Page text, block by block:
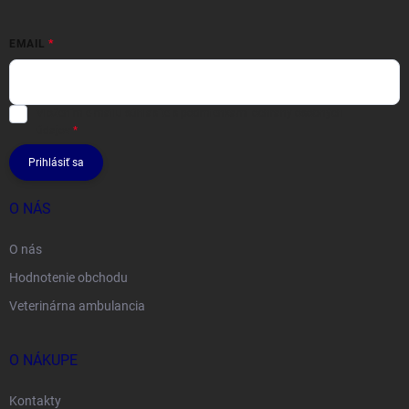
EMAIL
Prihlásiť sa
O NÁS
O nás
Hodnotenie obchodu
Veterinárna ambulancia
O NÁKUPE
Kontakty